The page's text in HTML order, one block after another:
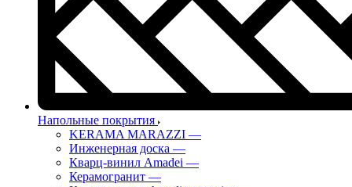
Напольные покрытия
KERAMA MARAZZI —
Инженерная доска —
Кварц-винил Amadei —
Керамогранит —